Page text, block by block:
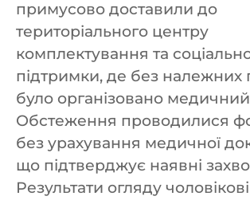
примусово доставили до
територіального центру
комплектування та
підтримки, де без належних
було організовано
Обстеження проводилися
без урахування медичної
що підтверджує наявні
Результати огляду